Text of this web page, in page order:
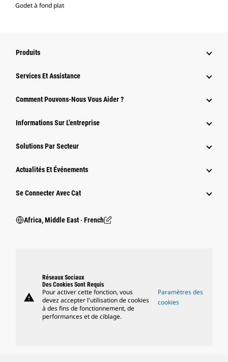
Godet à fond plat
Produits
Services Et Assistance
Comment Pouvons-Nous Vous Aider ?
Informations Sur L'entreprise
Solutions Par Secteur
Actualités Et Événements
Se Connecter Avec Cat
Africa, Middle East ‧ French
warning
Réseaux Sociaux
Des Cookies Sont Requis
Pour activer cette fonction, vous
devez accepter l'utilisation de cookies
à des fins de fonctionnement, de
performances et de ciblage.
Paramètres des
cookies